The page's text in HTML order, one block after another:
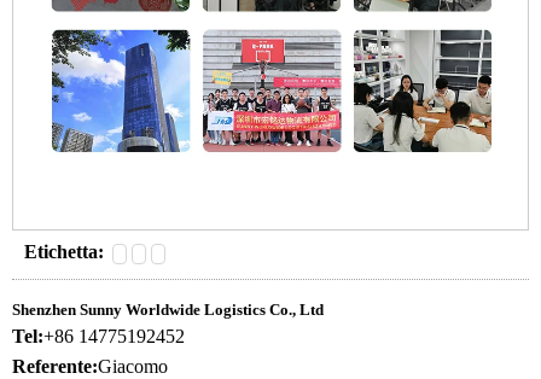
Etichetta:
Shenzhen Sunny Worldwide Logistics Co., Ltd
Tel:+86 14775192452
Referente:Giacomo